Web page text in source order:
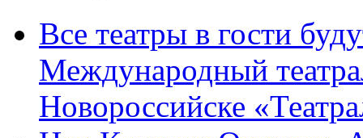
Все театры в гости
Международный
Новороссийске